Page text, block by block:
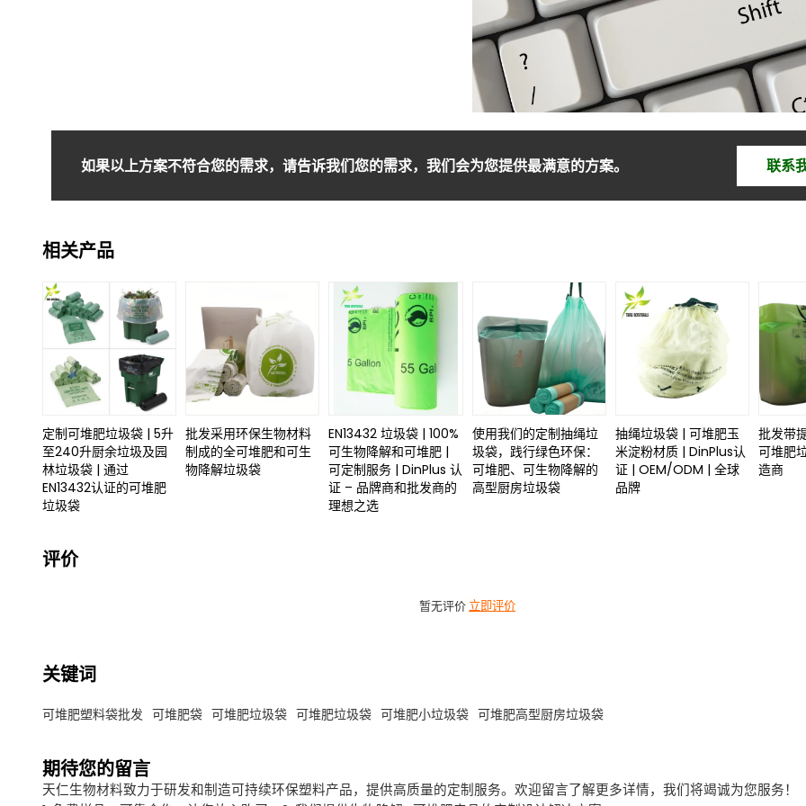
如果以上方案不符合您的需求，请告诉我们您的需求，我们会为您提供最满意的方案。 联系
相关产品
定制可堆肥垃圾袋 | 5升
至240升厨余垃圾及园
林垃圾袋 | 通过
EN13432认证的可堆肥
垃圾袋
批发采用环保生物材料
制成的全可堆肥和可生
物降解垃圾袋
EN13432 垃圾袋 | 100%
可生物降解和可堆肥 |
可定制服务 | DinPlus 认
证 – 品牌商和批发商的
理想之选
使用我们的定制抽绳垃
圾袋，践行绿色环保：
可堆肥、可生物降解的
高型厨房垃圾袋
抽绳垃圾袋 | 可堆肥玉
米淀粉材质 | DinPlus认
证 | OEM/ODM | 全球
品牌
批发带
可堆肥
造商
评价
暂无评价立即评价
关键词
可堆肥塑料袋批发 可堆肥袋 可堆肥垃圾袋 可堆肥垃圾袋 可堆肥小垃圾袋 可堆肥高型厨房垃圾袋
期待您的留言
天仁生物材料致力于研发和制造可持续环保塑料产品，提供高质量的定制服务。欢迎留言了解更多详情，我们将竭诚为您服务！